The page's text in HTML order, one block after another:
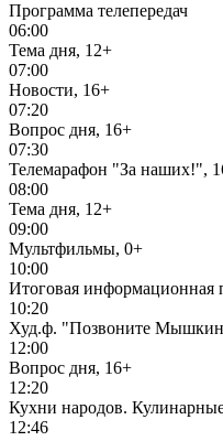
Программа телепередач
06:00
Тема дня, 12+
07:00
Новости, 16+
07:20
Вопрос дня, 16+
07:30
Телемарафон "За наших!",
08:00
Тема дня, 12+
09:00
Мультфильмы, 0+
10:00
Итоговая информационная
10:20
Худ.ф. "Позвоните
12:00
Вопрос дня, 16+
12:20
Кухни народов.
12:46